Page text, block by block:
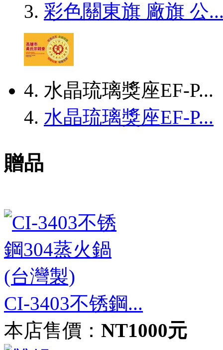
3. 彩色關東旗 廠旗 公
4. 水晶琉璃獎座EF-P...
4. 水晶琉璃獎座EF-P...
贈品
CI-3403不锈鋼...
本店售價： NT1000元